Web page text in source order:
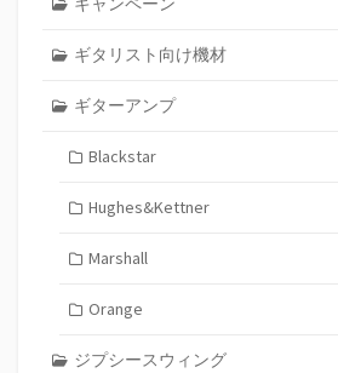
ギタリスト向け機材
ギターアンプ
Blackstar
Hughes&Kettner
Marshall
Orange
ジプシースウィング